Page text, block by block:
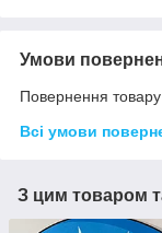
Умови
Повернення
Всі умови
З цим товаром